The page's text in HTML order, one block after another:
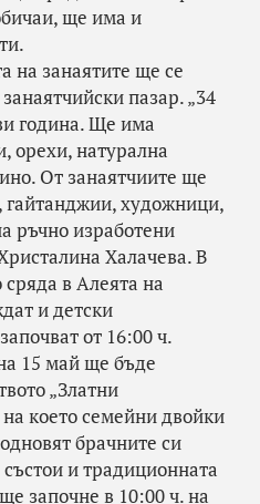
ще има и
на занаятите ще се
пазар. „34
година. Ще има
орехи, натурална
От занаятчиите ще
гайтанджии, художници,
ръчно изработени
Халачева. В
в Алеята на
и детски
от 16:00 ч.
15 май ще бъде
„Златни
което семейни двойки
брачните си
и традиционната
започне в 10:00 ч. на